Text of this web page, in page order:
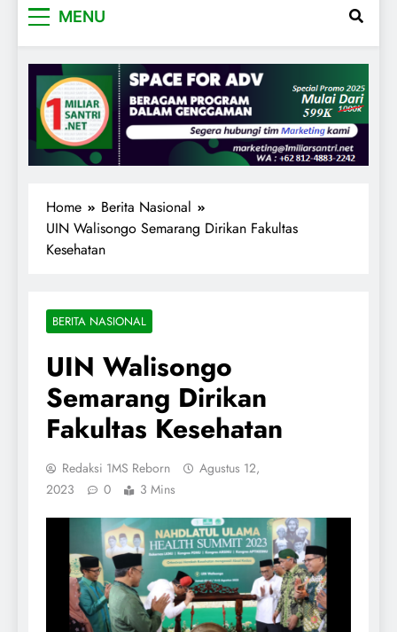
MENU
Home
Berita Nasional
UIN Walisongo Semarang Dirikan Fakultas
Kesehatan
BERITA NASIONAL
UIN Walisongo
Semarang Dirikan
Fakultas Kesehatan
Redaksi 1MS Reborn
Agustus 12,
2023
0 3 Mins